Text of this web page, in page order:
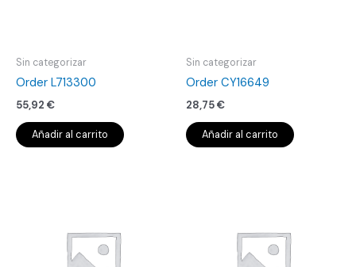
Sin categorizar
Order L713300
55,92 €
Añadir al carrito
Sin categorizar
Order CY16649
28,75€
Añadir al carrito